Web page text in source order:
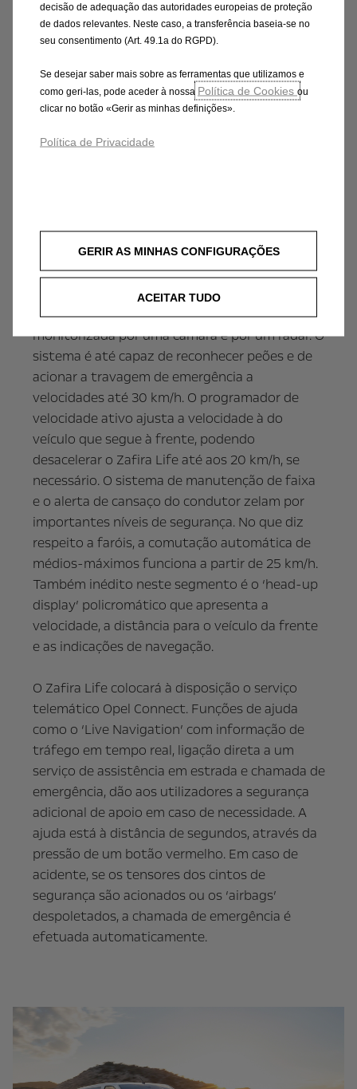
A maior parte das versões Zafira Life têm
menos de 1,90 metros de altura, o que lhes
subterrâneas.
câmara traseira
O novo MPV da Opel está dotado de uma série
completa de sistemas de assistência à
condução. A zona em frente do veículo está
monitorizada por uma câmara e por um radar. O
sistema é até capaz de reconhecer peões e de
acionar a travagem de emergência a
velocidades até 30 km/h. O programador de
velocidade ativo ajusta a velocidade à do
veículo que segue à frente, podendo
desacelerar o Zafira Life até aos 20 km/h, se
necessário. O sistema de manutenção de faixa
e o alerta de cansaço do condutor zelam por
importantes níveis de segurança. No que diz
respeito a faróis, a comutação automática de
médios-máximos funciona a partir de 25 km/h.
Também inédito neste segmento é o ‘head-up
display’ policromático que apresenta a
velocidade, a distância para o veículo da frente
e as indicações de navegação.
O Zafira Life colocará à disposição o serviço
telemático Opel Connect. Funções de ajuda
como o ‘Live Navigation’ com informação de
tráfego em tempo real, ligação direta a um
serviço de assistência em estrada e chamada de
emergência, dão aos utilizadores a segurança
adicional de apoio em caso de necessidade. A
ajuda está à distância de segundos, através da
pressão de um botão vermelho. Em caso de
acidente, se os tensores dos cintos de
segurança são acionados ou os ‘airbags’
despoletados, a chamada de emergência é
efetuada automaticamente.
decisão de adequação das autoridades europeias de proteção
de dados relevantes. Neste caso, a transferência baseia-se no
seu consentimento (Art. 49.1a do RGPD).
Se desejar saber mais sobre as ferramentas que utilizamos e
como geri-las, pode aceder à nossa Política de Cookies ou
clicar no botão «Gerir as minhas definições».
Política de Privacidade
GERIR AS MINHAS CONFIGURAÇÕES
ACEITAR TUDO